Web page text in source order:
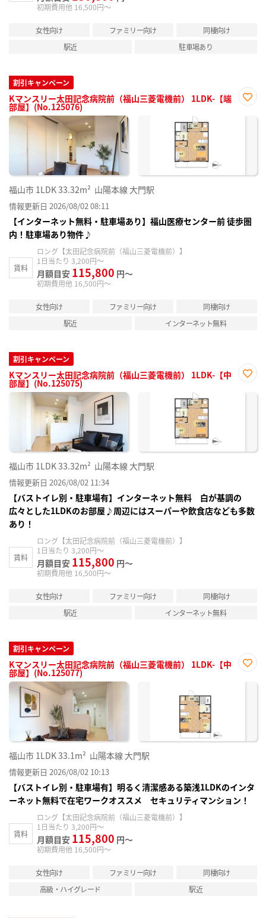
初期費用他 16,500円～
女性向け ファミリー向け
同棲向け
駅近
駐車場あり
割引キャンペーン
Kマンスリー太田記念病院前（福山三菱電機前） 1LDK-【端
部屋】(No.125076)
に入
福山市 1LDK33.32m² 山陽本線 大門駅
情報更新日 2026/08/02 08:11
【インターネット無料・駐車場あり】福山医療センター前 徒歩圏
内！駐車場あり物件♪
賃料
ロング【太田記念病院前（福山三菱電機前）】
1日当たり 3,200円～
月額目安 115,800 円～
初期費用他 16,500円～
女性向け ファミリー向け
同棲向け
駅近
インターネット無料
割引キャンペーン
Kマンスリー太田記念病院前（福山三菱電機前） 1LDK-【中
部屋】(No.125075)
に入
福山市 1LDK33.32m² 山陽本線 大門駅
情報更新日 2026/08/02 11:34
【バストイレ別・駐車場有】インターネット無料 白が基調の
広々とした1LDKのお部屋♪周辺にはスーパーや飲食店なども多数
あり！
賃料
ロング【太田記念病院前（福山三菱電機前）】
1日当たり 3,200円～
月額目安 115,800 円～
初期費用他 16,500円～
女性向け ファミリー向け
同棲向け
駅近
インターネット無料
割引キャンペーン
Kマンスリー太田記念病院前（福山三菱電機前） 1LDK-【中
部屋】(No.125077)
に入
福山市 1LDK33.1m² 山陽本線 大門駅
情報更新日 2026/08/02 10:13
【バストイレ別・駐車場有】明るく清潔感ある築浅1LDKのインタ
ーネット無料で在宅ワークオススメ セキュリティマンション！
賃料
ロング【太田記念病院前（福山三菱電機前）】
1日当たり 3,200円～
月額目安 115,800 円～
初期費用他 16,500円～
女性向け ファミリー向け
同棲向け
高級・ハイグレード
駅近